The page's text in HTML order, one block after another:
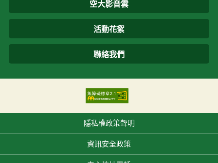
空大影音雲
活動花絮
聯絡我們
隱私權政策聲明
資訊安全政策